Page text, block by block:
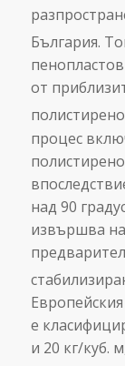
България.
от
процес
над 90
извършва
е
и 20 кг/куб.